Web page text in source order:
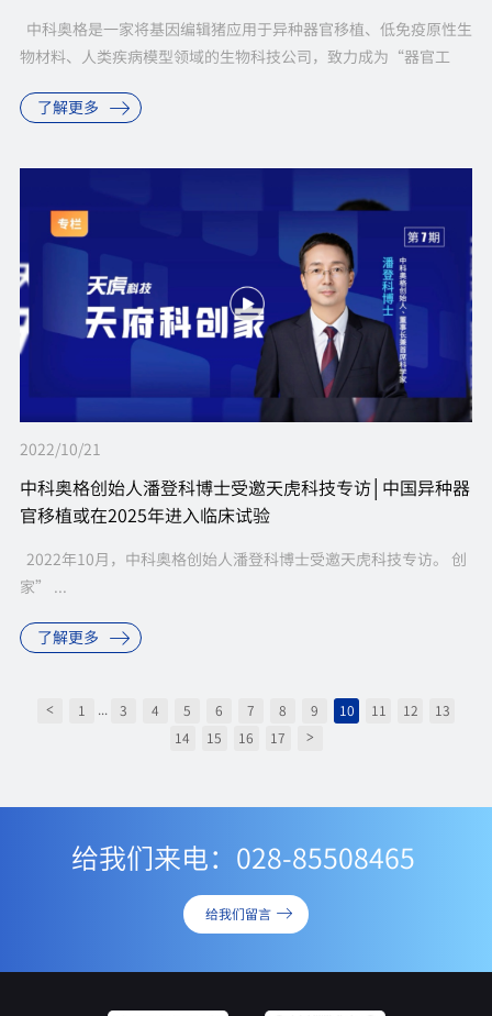
中科奥格是一家将基因编辑猪应用于异种器官移植、低免疫原性生
物材料、人类疾病模型领域的生物科技公司，致力成为“器官工
了解更多
2022/10/21
中科奥格创始人潘登科博士受邀天虎科技专访│中国异种器
官移植或在2025年进入临床试验
2022年10月，中科奥格创始人潘登科博士受邀天虎科技专访。 创
家” ...
了解更多
< 1 ... 3 4 5 6 7 8 9 10 11 12
13
14
15 16 17 >
给我们来电：028-85508465
给我们留言